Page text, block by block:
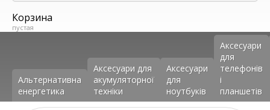
Корзина
пустая
Альтернативна
енергетика
Аксесуари для
акумуляторної
техніки
Аксесуари
для
ноутбуків
Аксеcуари
для
телефонів
і
планшетів